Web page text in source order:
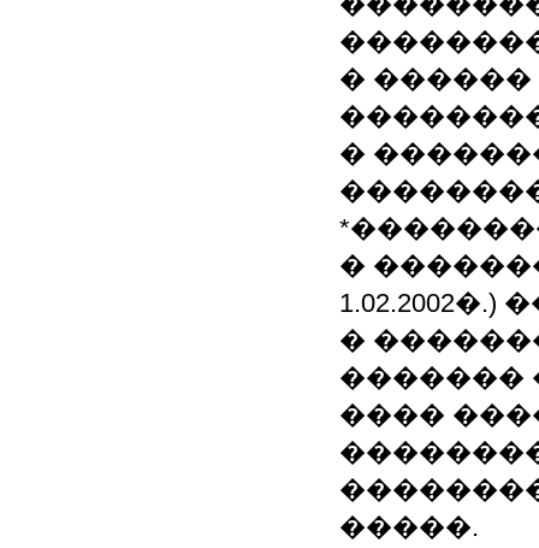
�
�
�
1.02.2002�.)
�
�������
����
�����.